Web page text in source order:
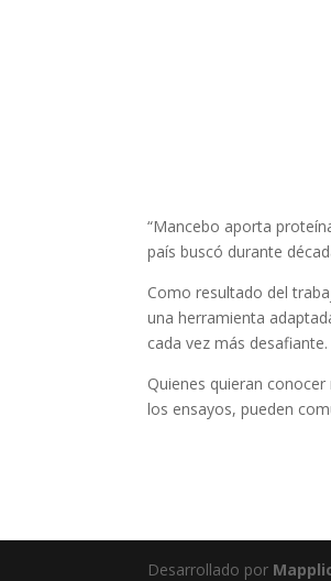
“Mancebo aporta
país buscó durante
Como resultado del
una herramienta
cada vez más desafiante.
Quienes quieran
los ensayos, pueden
Desarrollado por